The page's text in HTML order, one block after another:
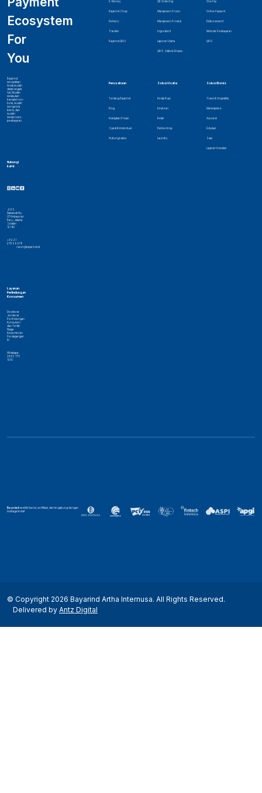
Ecosystem
For
You
Bayarind
menjadikan
Anda mudah
dalam segala
hal. Mudah
melakukan
transaksi non-
tunai, mudah
mengelola
bisnis, dan
mudah
memproses
pembayaran.
Hubungi
kami:
Jl. RS.
Fatmawati No.
07 Kebayoran
Baru, Jakarta
Selatan
12140
+62 21
27899978
caren@bayarind.id
Layanan
Perlindungan
Konsumen
Direktorat
Jenderal
Perlindungan
Konsumen
dan Tertib
Niaga
Kementerian
Perdagangan
RI
Whatsapp
0853 1111
1010
E-Money
Bayarind Shop
Delivery
Transfer
Bayarind QRIS
QR Ordering
Manajemen Promo
Manajemen Produk
Ingredient
Laporan Usaha
QRIS Statis & Dinamis
One Pay
Online Payment
Disbursement
Metode Pembayaran
QRIS
Perusahaan
Tentang Bayarind
Blog
Kebijakan Privasi
Syarat & Ketentuan
Hubungi sales
Solusi Usaha
Kedai Kopi
Restoran
Retail
Barbershop
Laundry
Solusi Bisnis
Travel & Hospitality
Marketplace
Asuransi
Edukasi
Saas
Layanan Investasi
Bayarind memiliki lisensi, sertifikasi, dan tergabung dengan
lembaga terkait
© Copyright 2026 Bayarind Artha Internusa. All Rights Reserved.
Delivered by Antz Digital